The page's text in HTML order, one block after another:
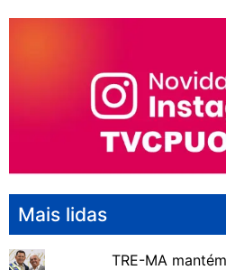
Mais lidas
TRE-MA